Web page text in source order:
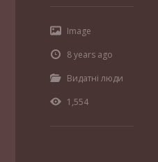
Image
8 years ago
Видатні люди
1,554